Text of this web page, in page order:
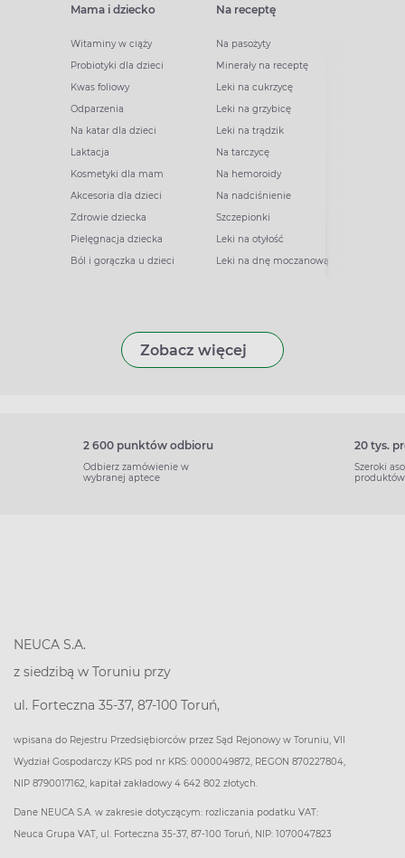
Mama i dziecko
Witaminy w ciąży
Probiotyki dla dzieci
Kwas foliowy
Odparzenia
Na katar dla dzieci
Laktacja
Kosmetyki dla mam
Akcesoria dla dzieci
Zdrowie dziecka
Pielęgnacja dziecka
Ból i gorączka u dzieci
Na receptę
Na pasożyty
Minerały na receptę
Leki na cukrzycę
Leki na grzybicę
Leki na trądzik
Na tarczycę
Na hemoroidy
Na nadciśnienie
Szczepionki
Leki na otyłość
Leki na dnę moczanową
Zobacz więcej
2 600 punktów odbioru
Odbierz zamówienie w
wybranej aptece
20 tys.
Szeroki
produktów
NEUCA S.A.
z siedzibą w Toruniu przy
ul. Forteczna 35-37, 87-100 Toruń,
wpisana do Rejestru Przedsiębiorców przez Sąd Rejonowy w Toruniu, VII
Wydział Gospodarczy KRS pod nr KRS: 0000049872, REGON 870227804,
NIP 8790017162, kapitał zakładowy 4 642 802 złotych.
Dane NEUCA S.A. w zakresie dotyczącym: rozliczania podatku VAT:
Neuca Grupa VAT, ul. Forteczna 35-37, 87-100 Toruń, NIP: 1070047823